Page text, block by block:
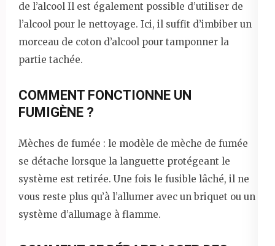
de l’alcool Il est également possible d’utiliser de
l’alcool pour le nettoyage. Ici, il suffit d’imbiber un
morceau de coton d’alcool pour tamponner la
partie tachée.
COMMENT FONCTIONNE UN
FUMIGÈNE ?
Mèches de fumée : le modèle de mèche de fumée
se détache lorsque la languette protégeant le
système est retirée. Une fois le fusible lâché, il ne
vous reste plus qu’à l’allumer avec un briquet ou un
système d’allumage à flamme.